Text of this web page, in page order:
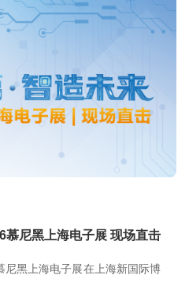
慕尼黑上海电子展 现场直击
黑上海电子展在上海新国际博